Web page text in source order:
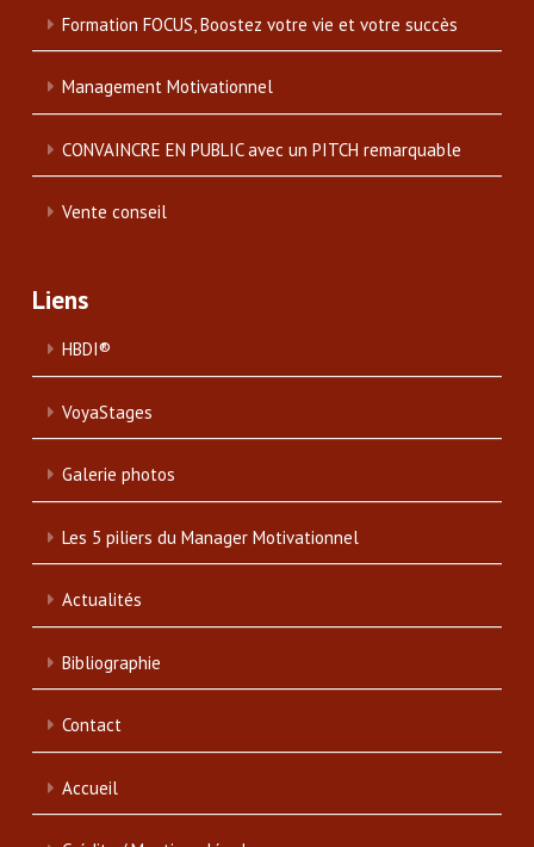
Formation FOCUS, Boostez votre vie et votre succès
Management Motivationnel
CONVAINCRE EN PUBLIC avec un PITCH remarquable
Vente conseil
Liens
HBDI®
VoyaStages
Galerie photos
Les 5 piliers du Manager Motivationnel
Actualités
Bibliographie
Contact
Accueil